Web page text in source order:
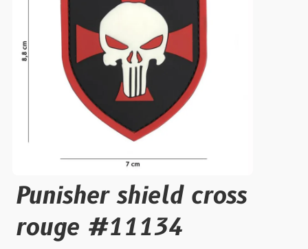
Punisher shield cross
rouge #11134